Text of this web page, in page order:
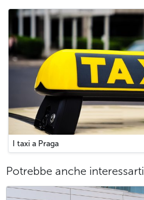
I taxi a Praga
Potrebbe anche interessarti